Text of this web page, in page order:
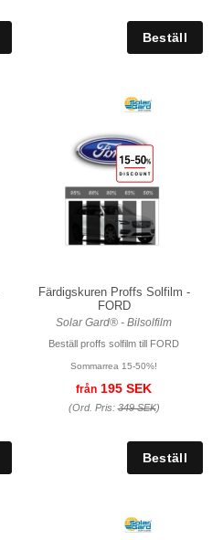
Färdigskuren Proffs Solfilm -
FORD
Solar Gard® - Bilsolfilm
Beställ proffs solfilm till FORD
Sommarrea 15-50%!
från 195 SEK
(Ord. Pris:349 SEK)